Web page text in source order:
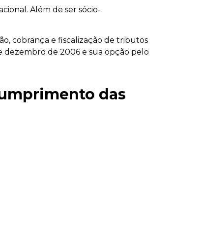
Além de ser sócio-
cobrança e fiscalização de tributos
dezembro de 2006 e sua opção pelo
das